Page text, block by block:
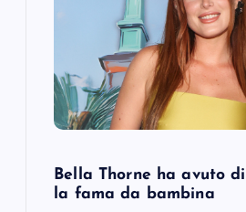
Bella Thorne ha avuto
la fama da bambina